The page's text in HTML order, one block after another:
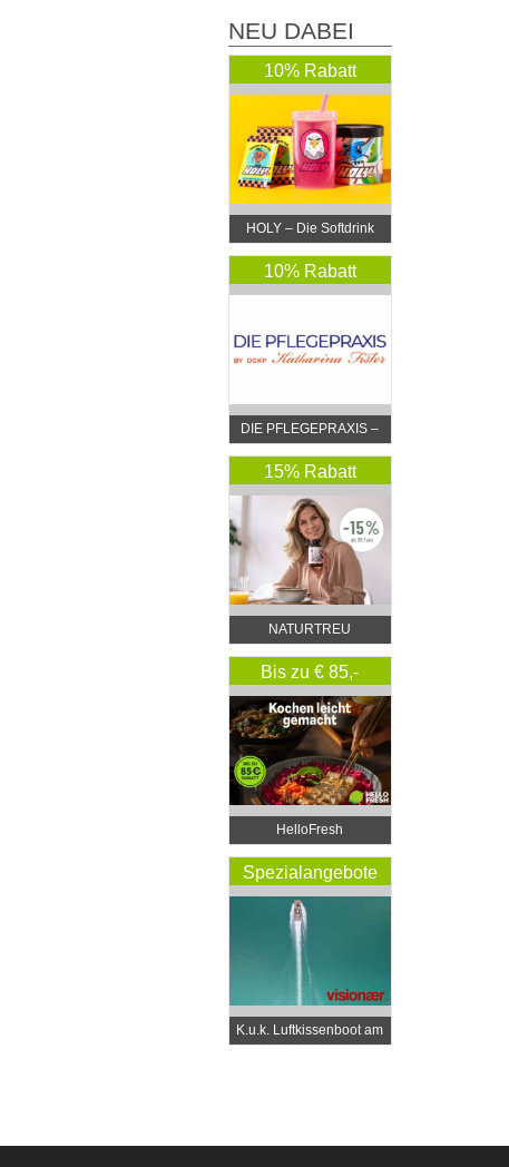
NEU DABEI
10% Rabatt
HOLY – Die Softdrink
Revolution
10% Rabatt
DIE PFLEGEPRAXIS –
by DGKP Katharina
Fister
15% Rabatt
NATURTREU
Bis zu € 85,-
Rabatt
HelloFresh
Spezialangebote
K.u.k. Luftkissenboot am
Wörthersee